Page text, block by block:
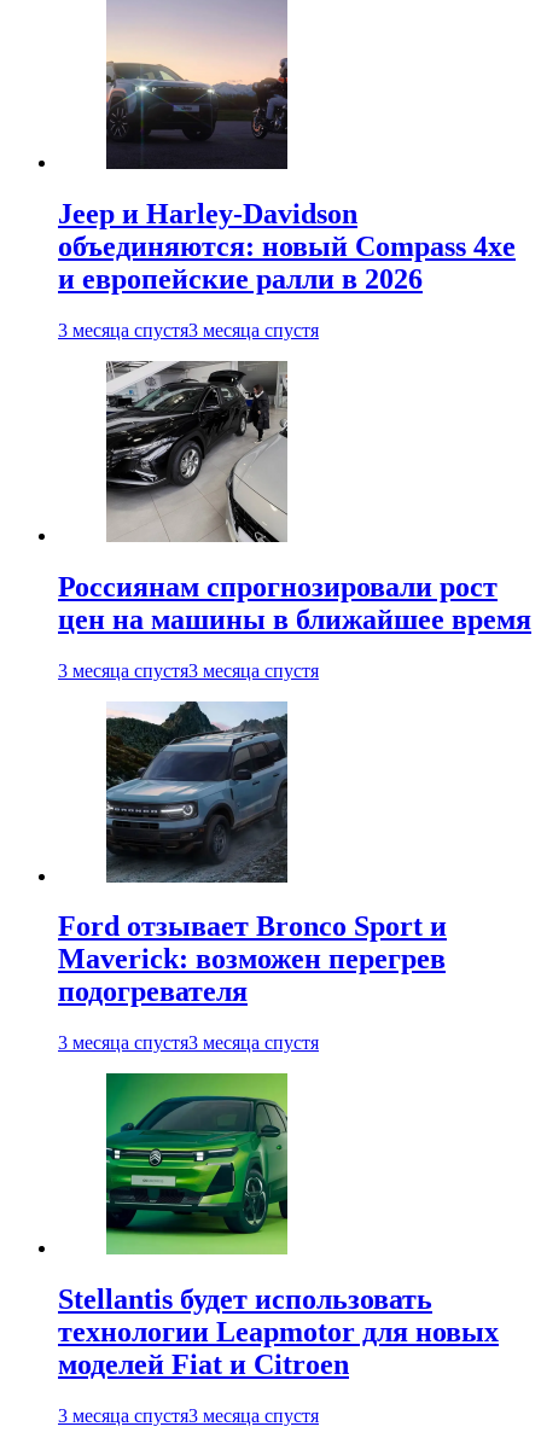
Jeep и Harley-Davidson
объединяются: новый Compass 4xe
и европейские ралли в 2026
3 месяца спустя3 месяца спустя
Россиянам спрогнозировали рост
цен на машины в ближайшее время
3 месяца спустя3 месяца спустя
Ford отзывает Bronco Sport и
Maverick: возможен перегрев
подогревателя
3 месяца спустя3 месяца спустя
Stellantis будет использовать
технологии Leapmotor для новых
моделей Fiat и Citroen
3 месяца спустя3 месяца спустя